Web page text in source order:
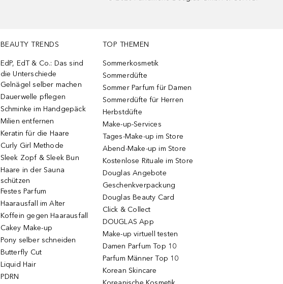
BEAUTY TRENDS
EdP, EdT & Co.: Das sind
die Unterschiede
Gelnägel selber machen
Dauerwelle pflegen
Schminke im Handgepäck
Milien entfernen
Keratin für die Haare
Curly Girl Methode
Sleek Zopf & Sleek Bun
Haare in der Sauna
schützen
Festes Parfum
Haarausfall im Alter
Koffein gegen Haarausfall
Cakey Make-up
Pony selber schneiden
Butterfly Cut
Liquid Hair
PDRN
TOP THEMEN
Sommerkosmetik
Sommerdüfte
Sommer Parfum für Damen
Sommerdüfte für Herren
Herbstdüfte
Make-up-Services
Tages-Make-up im Store
Abend-Make-up im Store
Kostenlose Rituale im Store
Douglas Angebote
Geschenkverpackung
Douglas Beauty Card
Click & Collect
DOUGLAS App
Make-up virtuell testen
Damen Parfum Top 10
Parfum Männer Top 10
Korean Skincare